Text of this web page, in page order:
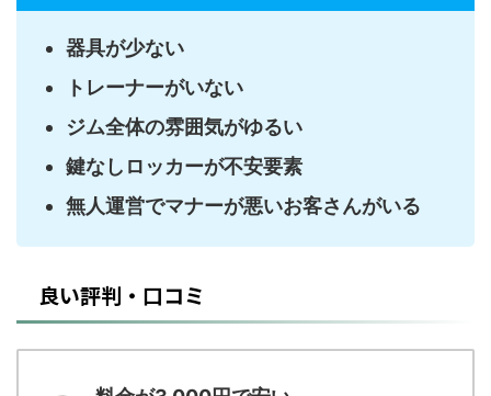
器具が少ない
トレーナーがいない
ジム全体の雰囲気がゆるい
鍵なしロッカーが不安要素
無人運営でマナーが悪いお客さんがいる
良い評判・口コミ